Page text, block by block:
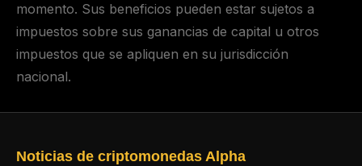
momento. Sus beneficios pueden estar sujetos a
impuestos sobre sus ganancias de capital u otros
impuestos que se apliquen en su jurisdicción
nacional.
Noticias de criptomonedas Alpha